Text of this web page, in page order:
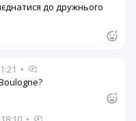
до дружнього
•